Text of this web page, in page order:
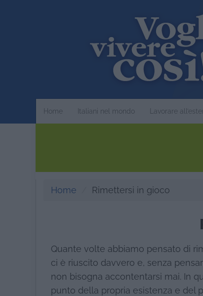
Home Italiani nel mondo Lavorare
Home Rimettersi in gioco
Quante volte abbiamo pensato di
ci è riuscito davvero e, senza
non bisogna accontentarsi mai. In
punto della propria esistenza e del